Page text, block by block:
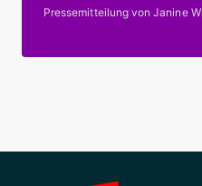
Pressemitteilung von Janine